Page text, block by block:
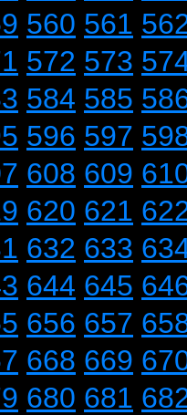
560 561
572 573
584 585
596 597
608 609
620 621
632 633
644 645
656 657
668 669
680 681